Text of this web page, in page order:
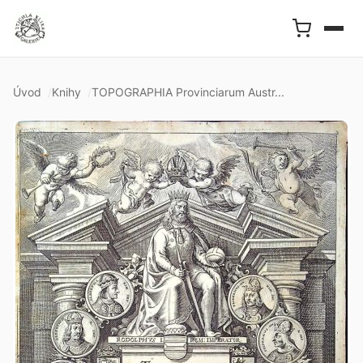
Úvod Knihy TOPOGRAPHIA Provinciarum Austr...